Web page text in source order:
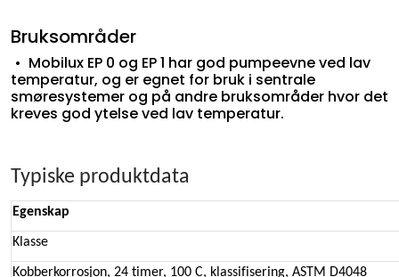
Bruksområder
• Mobilux EP 0 og EP 1 har god pumpeevne ved lav
temperatur, og er egnet for bruk i sentrale
smøresystemer og på andre bruksområder hvor det
kreves god ytelse ved lav temperatur.
Typiske produktdata
Egenskap
Klasse
Kobberkorrosjon, 24 timer, 100 C, klassifisering, ASTM D4048